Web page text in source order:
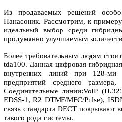
Из продаваемых решений
Панасоник. Рассмотрим, к
идеальный выбор среди
продуманно улучшаемым
Более требовательным людям
tda100. Данная цифровая
внутренних линий при 128-
предприятий среднего
Соединительные линии:VoIP
EDSS-1, R2 DTMF/MFC/Pulse),
связь стандарта DECT покрывают
такого рода системы.